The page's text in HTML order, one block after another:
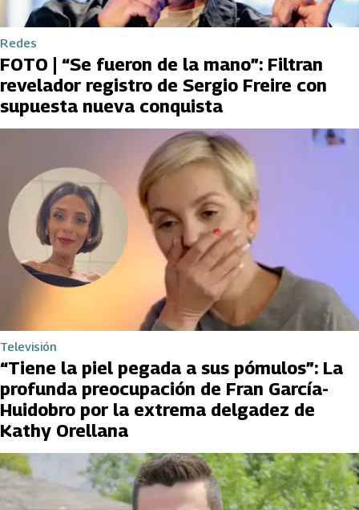
Redes
FOTO | “Se fueron de la mano”: Filtran
revelador registro de Sergio Freire con
supuesta nueva conquista
Televisión
“Tiene la piel pegada a sus pómulos”: La
profunda preocupación de Fran García-
Huidobro por la extrema delgadez de
Kathy Orellana